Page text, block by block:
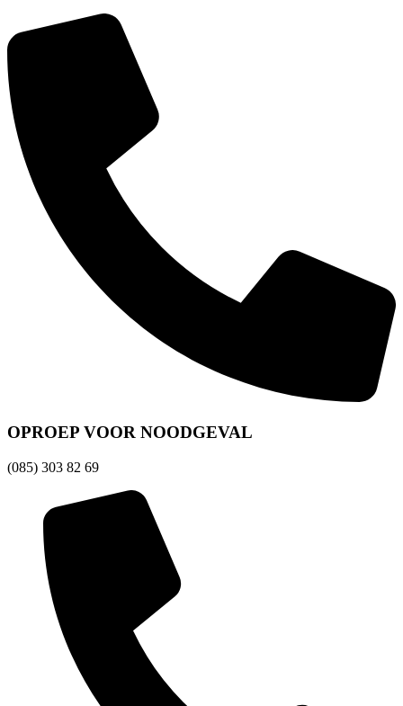
OPROEP VOOR NOODGEVAL
(085) 303 82 69